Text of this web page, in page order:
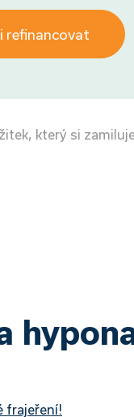
refinancovat
který si
frajeření!